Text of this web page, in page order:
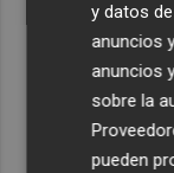
Plaza
y datos
anuncios
anuncios
sobre la
pueden